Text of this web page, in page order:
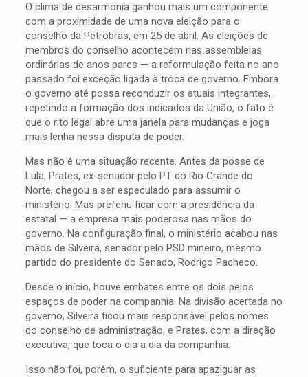
O clima de desarmonia ganhou mais um componente
com a proximidade de uma nova eleição para o
conselho da Petrobras, em 25 de abril. As eleições de
membros do conselho acontecem nas assembleias
ordinárias de anos pares — a reformulação feita no ano
passado foi exceção ligada à troca de governo. Embora
o governo até possa reconduzir os atuais integrantes,
repetindo a formação dos indicados da União, o fato é
que o rito legal abre uma janela para mudanças e joga
mais lenha nessa disputa de poder.
Mas não é uma situação recente. Antes da posse de
Lula, Prates, ex-senador pelo PT do Rio Grande do
Norte, chegou a ser especulado para assumir o
ministério. Mas preferiu ficar com a presidência da
estatal — a empresa mais poderosa nas mãos do
governo. Na configuração final, o ministério acabou nas
mãos de Silveira, senador pelo PSD mineiro, mesmo
partido do presidente do Senado, Rodrigo Pacheco.
Desde o início, houve embates entre os dois pelos
espaços de poder na companhia. Na divisão acertada no
governo, Silveira ficou mais responsável pelos nomes
do conselho de administração, e Prates, com a direção
executiva, que toca o dia a dia da companhia.
Isso não foi, porém, o suficiente para apaziguar as